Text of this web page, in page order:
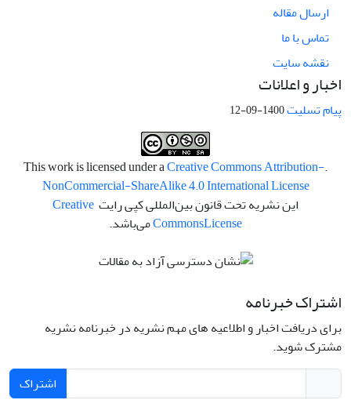
ارسال مقاله
تماس با ما
نقشه سایت
اخبار و اعلانات
پیام تسلیت1400-09-12
.This work is licensed under a
Creative Commons Attribution-
NonCommercial-ShareAlike 4.0 International License
این نشریه تحت قانون بین‌المللی کپی رایت Creative
CommonsLicense می‌باشد.
اشتراک خبرنامه
برای دریافت اخبار و اطلاعیه های مهم نشریه در خبرنامه نشریه
مشترک شوید.
اشتراک